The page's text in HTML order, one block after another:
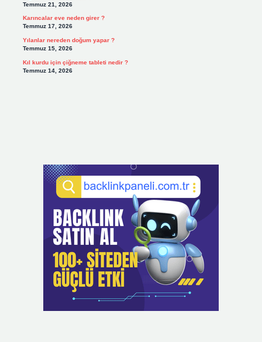
Temmuz 21, 2026
Karıncalar eve neden girer ?
Temmuz 17, 2026
Yılanlar nereden doğum yapar ?
Temmuz 15, 2026
Kıl kurdu için çiğneme tableti nedir ?
Temmuz 14, 2026